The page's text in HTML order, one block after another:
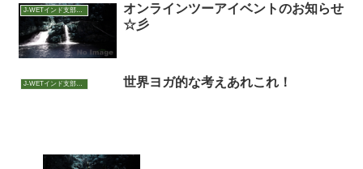
J-WETインド支部～ヨガのこころ～
オンラインツーアイベントのお知らせ
☆彡
J-WETインド支部～ヨガのこころ～ 世界ヨガ的な考えあれこれ！